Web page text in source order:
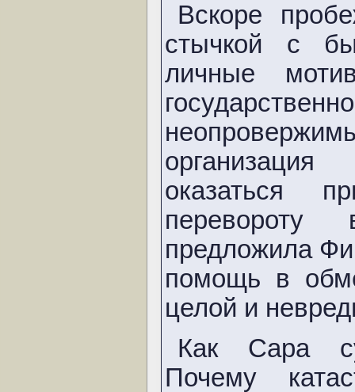
Вскоре
стычкой с
личные
оказаться
предложила
помощь в
целой и
Как Сара
Почему